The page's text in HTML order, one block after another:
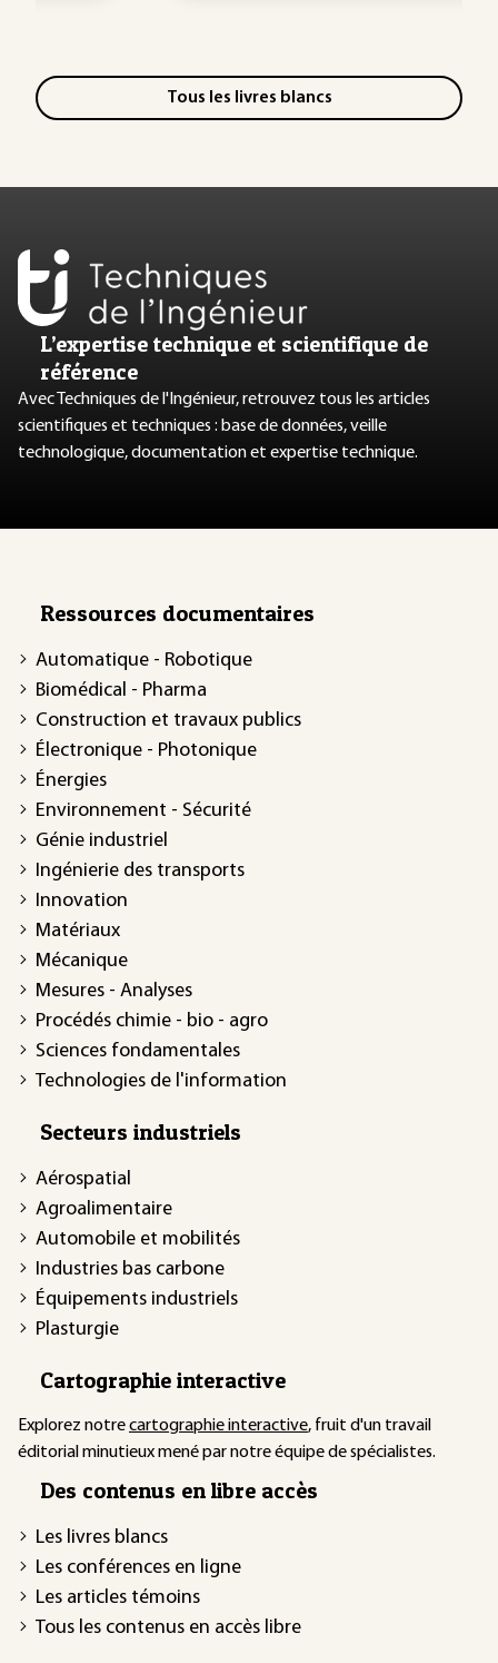
Tous les livres blancs
L’expertise technique et scientifique de
référence
Avec Techniques de l'Ingénieur, retrouvez tous les articles
scientifiques et techniques : base de données, veille
technologique, documentation et expertise technique.
Ressources documentaires
Automatique - Robotique
Biomédical - Pharma
Construction et travaux publics
Électronique - Photonique
Énergies
Environnement - Sécurité
Génie industriel
Ingénierie des transports
Innovation
Matériaux
Mécanique
Mesures - Analyses
Procédés chimie - bio - agro
Sciences fondamentales
Technologies de l'information
Secteurs industriels
Aérospatial
Agroalimentaire
Automobile et mobilités
Industries bas carbone
Équipements industriels
Plasturgie
Cartographie interactive
Explorez notrecartographie interactive, fruit d'un travail
éditorial minutieux mené par notre équipe de spécialistes.
Des contenus en libre accès
Les livres blancs
Les conférences en ligne
Les articles témoins
Tous les contenus en accès libre